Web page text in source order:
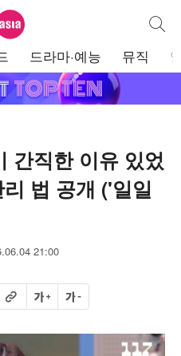
아 통합
드라마·예능 뮤직
간직한 이유 있었
법 공개 ('일일
21:00
기
유하기
URL복사글자 크게글자 작게